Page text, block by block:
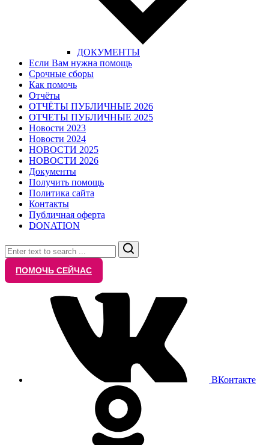
ДОКУМЕНТЫ
Если Вам нужна помощь
Срочные сборы
Как помочь
Отчёты
ОТЧЁТЫ ПУБЛИЧНЫЕ 2026
ОТЧЕТЫ ПУБЛИЧНЫЕ 2025
Новости 2023
Новости 2024
НОВОСТИ 2025
НОВОСТИ 2026
Документы
Получить помощь
Политика сайта
Контакты
Публичная оферта
DONATION
Search
ПОМОЧЬ СЕЙЧАС
ВКонтакте